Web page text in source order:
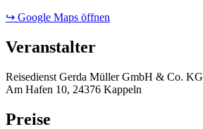
↪ Google Maps öffnen
Veranstalter
Reisedienst Gerda Müller GmbH & Co. KG
Am Hafen 10, 24376 Kappeln
Preise